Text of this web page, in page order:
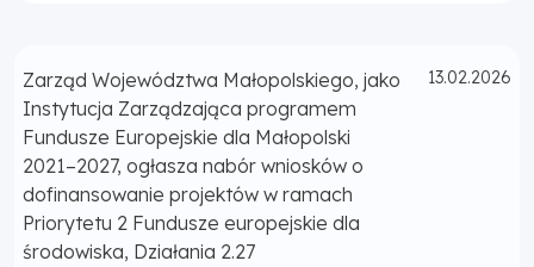
Zarząd Województwa Małopolskiego, jako
Instytucja Zarządzająca programem
Fundusze Europejskie dla Małopolski
2021–2027, ogłasza nabór wniosków o
dofinansowanie projektów w ramach
Priorytetu 2 Fundusze europejskie dla
środowiska, Działania 2.27
13.02.2026